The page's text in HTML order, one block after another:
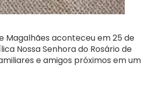
Magalhães aconteceu em 25 de
Nossa Senhora do Rosário de
e amigos próximos em um